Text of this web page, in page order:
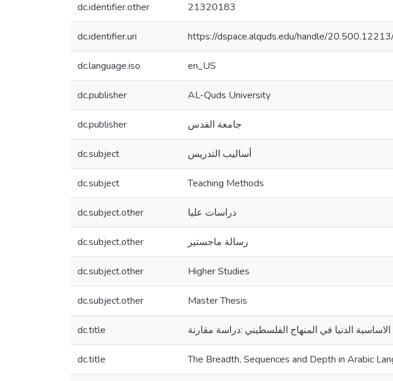
dc.identifier.other 21320183
dc.identifier.uri https://dspace.alquds.edu/handle/
dc.language.iso en_US
dc.publisher AL-Quds University
dc.publisher جامعة القدس
dc.subject أساليب التدريس
dc.subject Teaching Methods
dc.subject.other دراسات عليا
dc.subject.other رسالة ماجستير
dc.subject.other Higher Studies
dc.subject.other Master Thesis
dc.title الدنيا في المنهاج الفلسطيني :دراسة مقارنة
dc.title The Breadth, Sequences and Depth in Arabic